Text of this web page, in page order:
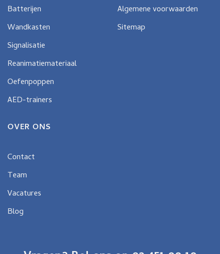
Batterijen
Wandkasten
Signalisatie
Reanimatiemateriaal
Oefenpoppen
AED-trainers
Algemene voorwaarden
Sitemap
OVER ONS
Contact
Team
Vacatures
Blog